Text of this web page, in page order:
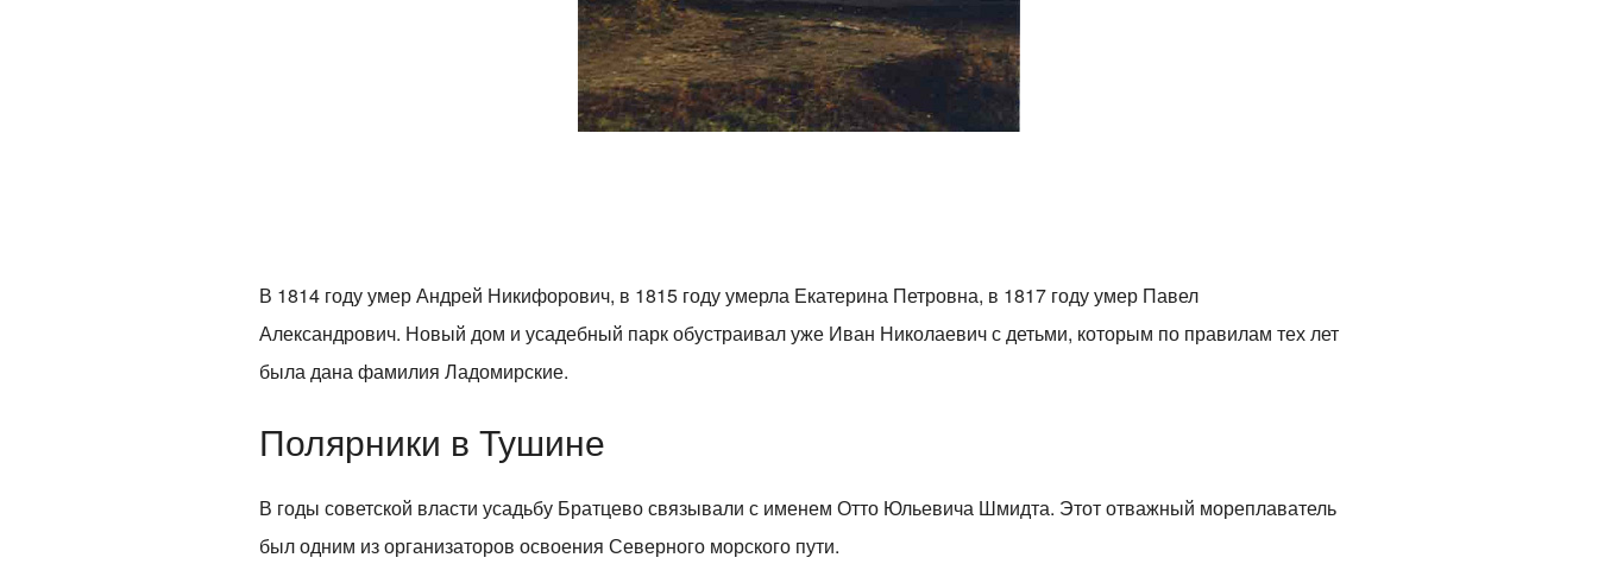
В 1814 году умер Андрей Никифорович, в 1815 году умерла Екатерина Петровна, в 1817 году умер Павел
Александрович. Новый дом и усадебный парк обустраивал уже Иван Николаевич с детьми, которым по правилам тех лет
была дана фамилия Ладомирские.
Полярники в Тушине
В годы советской власти усадьбу Братцево связывали с именем Отто Юльевича Шмидта. Этот отважный мореплаватель
был одним из организаторов освоения Северного морского пути.